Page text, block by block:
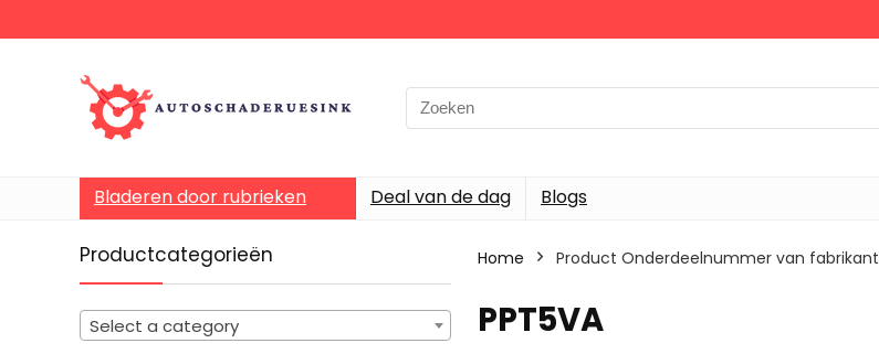
Bladeren door rubrieken Deal van de dag Blogs
Productcategorieën
Select a category
Home Product Onderdeelnummer van fabrikant
‎PPT5VA